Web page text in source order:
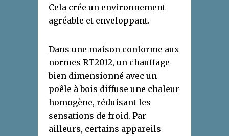
Cela crée un environnement
agréable et enveloppant.
Dans une maison conforme aux
normes RT2012, un chauffage
bien dimensionné avec un
poêle à bois diffuse une chaleur
homogène, réduisant les
sensations de froid. Par
ailleurs, certains appareils